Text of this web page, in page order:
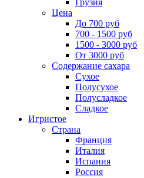
Цена
До 700 руб
700 - 1500 руб
1500 - 3000 руб
От 3000 руб
Содержание сахара
Сухое
Полусухое
Полусладкое
Сладкое
Игристое
Страна
Франция
Италия
Испания
Россия